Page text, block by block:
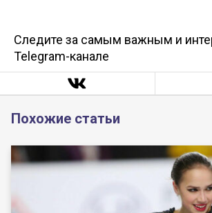
Следите за самым важным и
Telegram-канале
Похожие статьи